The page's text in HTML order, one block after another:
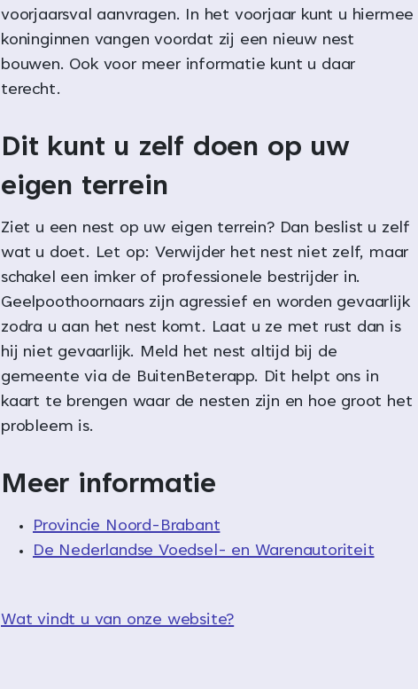
voorjaarsval aanvragen. In het voorjaar kunt u hiermee
koninginnen vangen voordat zij een nieuw nest
bouwen. Ook voor meer informatie kunt u daar
terecht.
Dit kunt u zelf doen op uw
eigen terrein
Ziet u een nest op uw eigen terrein? Dan beslist u zelf
wat u doet. Let op: Verwijder het nest niet zelf, maar
schakel een imker of professionele bestrijder in.
Geelpoothoornaars zijn agressief en worden gevaarlijk
zodra u aan het nest komt. Laat u ze met rust dan is
hij niet gevaarlijk. Meld het nest altijd bij de
gemeente via de BuitenBeterapp. Dit helpt ons in
kaart te brengen waar de nesten zijn en hoe groot het
probleem is.
Meer informatie
Provincie Noord-Brabant
De Nederlandse Voedsel- en Warenautoriteit
Wat vindt u van onze website?